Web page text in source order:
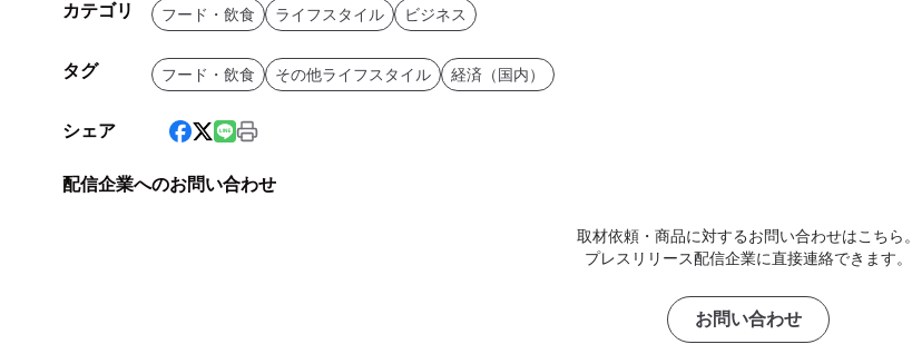
カテゴリ フード・飲食 ライフスタイル ビジネス
タグ フード・飲食 その他ライフスタイル 経済（国内）
シェア
配信企業へのお問い合わせ
取材依頼・商品に対するお問い合わせはこちら。
プレスリリース配信企業に直接連絡できます。
お問い合わせ